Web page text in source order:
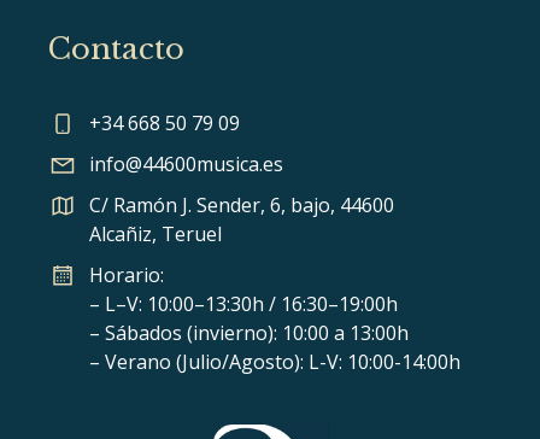
Contacto
+34 668 50 79 09
info@44600musica.es
C/ Ramón J. Sender, 6, bajo, 44600
Alcañiz, Teruel
Horario:
– L–V: 10:00–13:30h / 16:30–19:00h
– Sábados (invierno): 10:00 a 13:00h
– Verano (Julio/Agosto): L-V: 10:00-14:00h